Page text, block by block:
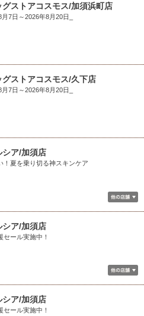
グストアコスモス/加須浜町店
7日～2026年8月20日_
グストアコスモス/久下店
7日～2026年8月20日_
シア/加須店
！夏を乗り切る神スキンケア
シア/加須店
セール実施中！
シア/加須店
セール実施中！